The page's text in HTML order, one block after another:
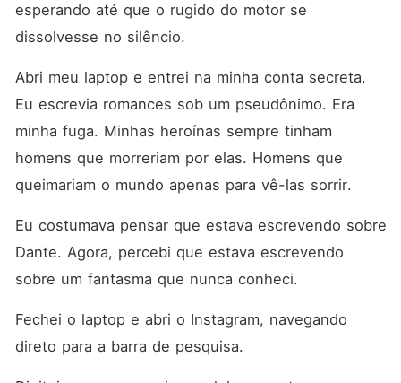
esperando até que o rugido do motor se
dissolvesse no silêncio.
Abri meu laptop e entrei na minha conta secreta.
Eu escrevia romances sob um pseudônimo. Era
minha fuga. Minhas heroínas sempre tinham
homens que morreriam por elas. Homens que
queimariam o mundo apenas para vê-las sorrir.
Eu costumava pensar que estava escrevendo sobre
Dante. Agora, percebi que estava escrevendo
sobre um fantasma que nunca conheci.
Fechei o laptop e abri o Instagram, navegando
direto para a barra de pesquisa.